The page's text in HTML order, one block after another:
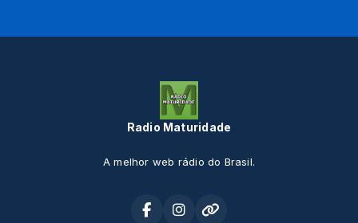
Radio Maturidade
A melhor web rádio do Brasil.